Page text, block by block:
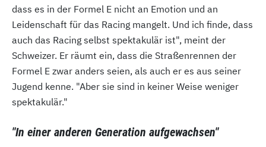
dass es in der Formel E nicht an Emotion und an
Leidenschaft für das Racing mangelt. Und ich finde, dass
auch das Racing selbst spektakulär ist", meint der
Schweizer. Er räumt ein, dass die Straßenrennen der
Formel E zwar anders seien, als auch er es aus seiner
Jugend kenne. "Aber sie sind in keiner Weise weniger
spektakulär."
"In einer anderen Generation aufgewachsen"